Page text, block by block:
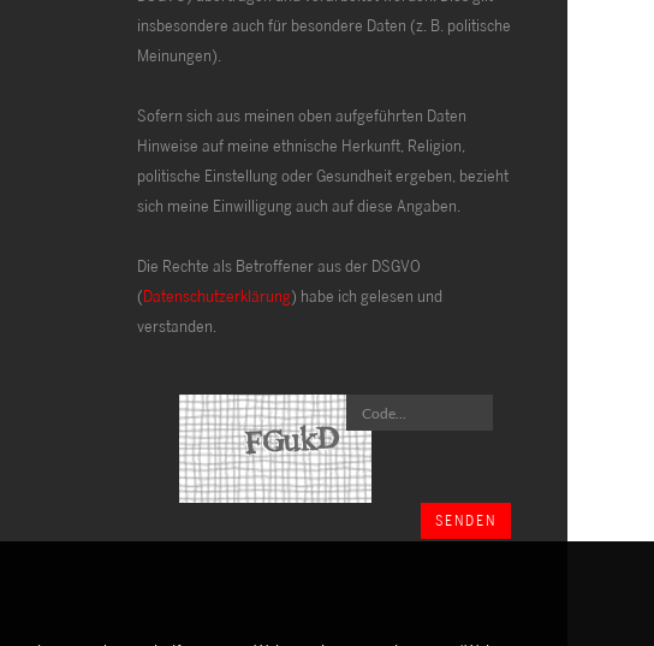
insbesondere auch für besondere Daten (z. B. politische
Meinungen).
Sofern sich aus meinen oben aufgeführten Daten
Hinweise auf meine ethnische Herkunft, Religion,
politische Einstellung oder Gesundheit ergeben, bezieht
sich meine Einwilligung auch auf diese Angaben.
Die Rechte als Betroffener aus der DSGVO
(Datenschutzerklärung) habe ich gelesen und
verstanden.
SENDEN